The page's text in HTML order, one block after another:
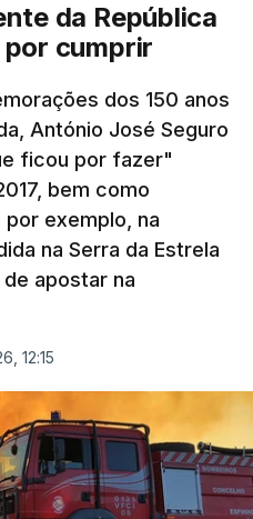
da República
cumprir
dos 150 anos
António José Seguro
ficou por fazer"
bem como
exemplo, na
na Serra da Estrela
apostar na
12:15